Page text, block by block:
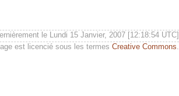
le Lundi 15 Janvier, 2007 [12:18:54 UTC]
est licencié sous les termes Creative Commons.